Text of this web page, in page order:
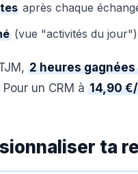
après chaque
(vue "activités du jour")
2 heures
un CRM à 14,90
ta